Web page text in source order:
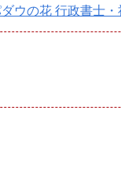
ウの花 行政書士